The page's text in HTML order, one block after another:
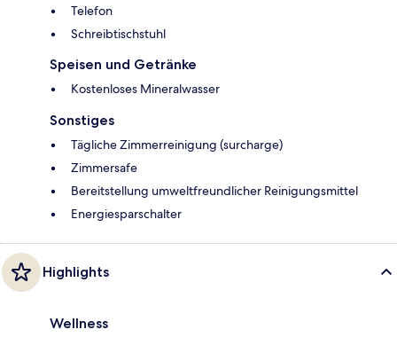
Telefon
Schreibtischstuhl
Speisen und Getränke
Kostenloses Mineralwasser
Sonstiges
Tägliche Zimmerreinigung (surcharge)
Zimmersafe
Bereitstellung umweltfreundlicher Reinigungsmittel
Energiesparschalter
Highlights
Wellness